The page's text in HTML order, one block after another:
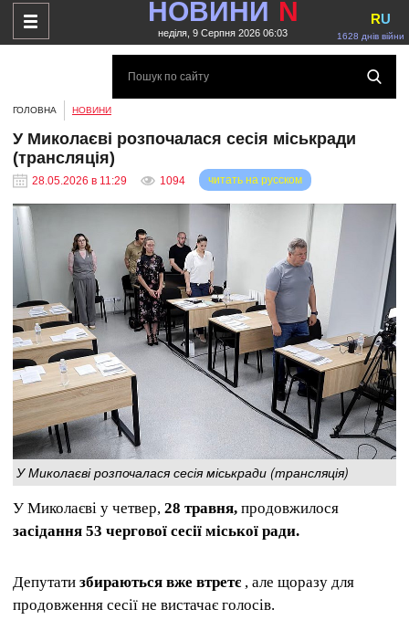
НОВИНИ N
неділя, 9 Серпня 2026 06:03 1628 днів війни
RU
ГОЛОВНА НОВИНИ
У Миколаєві розпочалася сесія міськради
(трансляція)
28.05.2026 в 11:29 1094 читать на русском
У Миколаєві розпочалася сесія міськради (трансляція)
У Миколаєві у четвер, 28 травня, продовжилося
засідання 53 чергової сесії міської ради.
Депутати збираються вже втретє , але щоразу для
продовження сесії не вистачає голосів.